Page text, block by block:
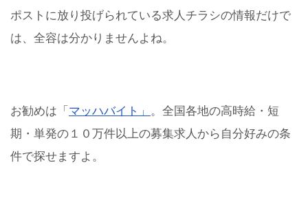
ポストに放り投げられている求人チラシの情報だけで
は、全容は分かりませんよね。
お勧めは「 マッハバイト」 。 全国各地の高時給・短
期・単発の１０万件以上の募集求人から自分好みの条
件で探せますよ。